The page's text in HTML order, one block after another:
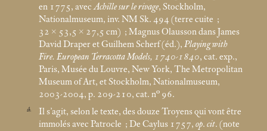
en 1775, avecAchille sur le rivage, Stockholm,
Nationalmuseum, inv. NM Sk. 494 (terre cuite ;
32 × 53,5 × 27,5 cm) ; Magnus Olausson dans James
David Draper et Guilhem Scherf (éd.), Playing with
Fire. European Terracotta Models, 1740-1840, cat. exp.,
Paris, Musée du Louvre, New York, The Metropolitan
Museum of Art, et Stockholm, Nationalmuseum,
2003-2004, p. 209-210, cat. n° 96.
4
Il s’agit, selon le texte, des douze Troyens qui vont être
immolés avec Patrocle ; De Caylus 1757, op. cit. (note